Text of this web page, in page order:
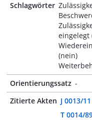
Schlagwörter
eingelegt
(nein)
Orientierungssatz -
Zitierte Akten J 0013/11
T 0014/